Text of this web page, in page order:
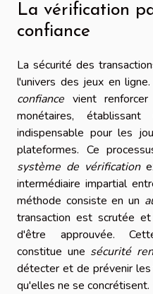
La vérification
confiance
La sécurité des
l'univers des jeux en
confiance vient
monétaires,
indispensable pour les
plateformes. Ce
système de vérification
intermédiaire impartial
méthode consiste en un
transaction est scrutée
d'être approuvée.
constitue une sécurité
détecter et de prévenir
qu'elles ne se concrétisent.